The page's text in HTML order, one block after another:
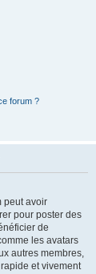
forum ?
peut avoir
pour poster des
de
les avatars
autres membres,
et vivement